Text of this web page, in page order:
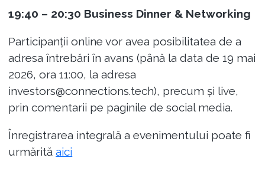
19:40 – 20:30 Business Dinner & Networking
Participanții online vor avea posibilitatea de a
adresa întrebări în avans (până la data de 19 mai
2026, ora 11:00, la adresa
investors@connections.tech), precum și live,
prin comentarii pe paginile de social media.
Înregistrarea integrală a evenimentului poate fi
urmărităaici